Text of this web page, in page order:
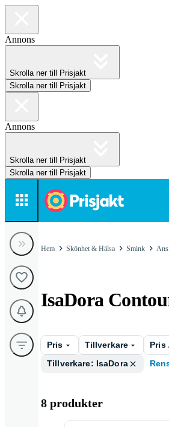
Annons
Skrolla ner till Prisjakt
Skrolla ner till Prisjakt
Annons
Skrolla ner till Prisjakt
Skrolla ner till Prisjakt
Hem Skönhet & Hälsa Smink
IsaDora
Pris Tillverkare Pris
Tillverkare: IsaDora
8 produkter